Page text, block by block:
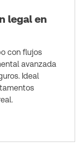
legal en
con flujos
avanzada
Ideal